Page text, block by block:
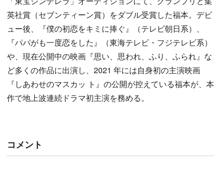
英社賞（セブンティーン賞）をダブル受賞した福本。デビ
ュー後、『僕の初恋をキミに捧ぐ』（テレビ朝日系）、
『パパがも一度恋をした』（東海テレビ・フジテレビ系）
や、現在公開中の映画『思い、思われ、ふり、ふられ』な
ど多くの作品に出演し、2021 年には自身初の主演映画
『しあわせのマスカッ ト』の公開が控えている福本が、本
作で地上波連続ドラマ初主演を務める。
コメント